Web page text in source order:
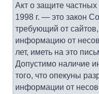
Акт о защите
1998 г. — это закон
требующий от
информацию от
лет, иметь на это
Допустимо наличие
того, что опекуны
информации от